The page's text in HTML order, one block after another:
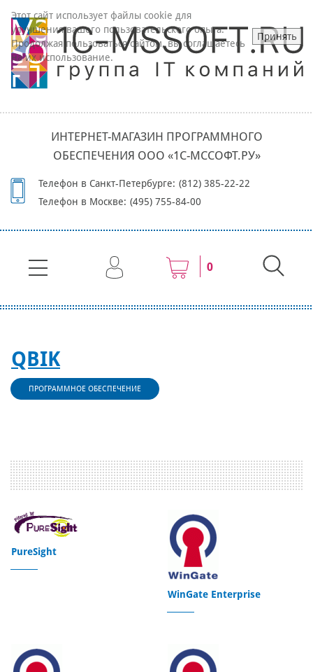
ИНТЕРНЕТ-МАГАЗИН ПРОГРАММНОГО
ОБЕСПЕЧЕНИЯ ООО «1С-МССОФТ.РУ»
Телефон в Санкт-Петербурге: (812) 385-22-22
Телефон в Москве: (495) 755-84-00
0
QBIK
ПРОГРАММНОЕ ОБЕСПЕЧЕНИЕ
PureSight
WinGate Enterprise
Этот сайт использует файлы cookie для
улучшения вашего пользовательского опыта.
Продолжая пользоваться сайтом, вы соглашаетесь
на их использование.
Принять